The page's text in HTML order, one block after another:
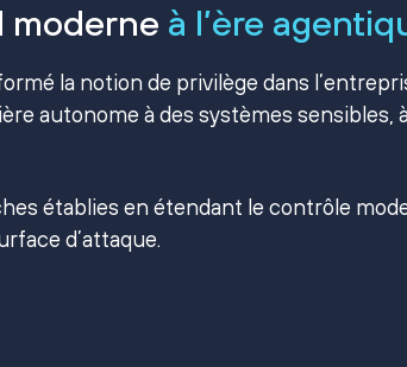
moderne à l’ère
la notion de privilège dans
autonome à des systèmes sensibles,
établies en étendant le contrôle
d’attaque.